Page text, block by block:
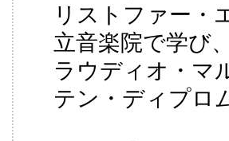
リストファー・
立音楽院で学び
ラウディオ・マ
テン・ディプロ